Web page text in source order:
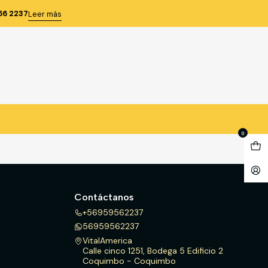
0
2237Leer más
Contáctanos
+56959562237
56959562237
VitalAmerica
Calle cinco 1251, Bodega 5 Edificio 2
Coquimbo - Coquimbo